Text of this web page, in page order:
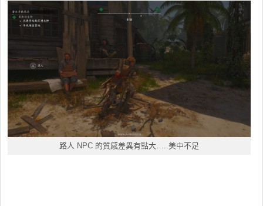
路人 NPC 的質感差異有點大…..美中不足